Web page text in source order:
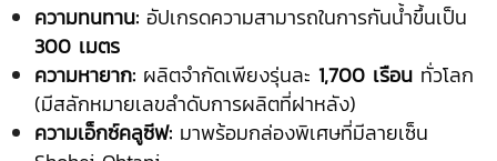
ความทนทาน: อัปเกรดความสามารถในการกันน้ำขึ้นเป็น
300 เมตร
ความหายาก: ผลิตจำกัดเพียงรุ่นละ 1,700 เรือน ทั่วโลก
(มีสลักหมายเลขลำดับการผลิตที่ฝาหลัง)
ความเอ็กซ์คลูซีฟ: มาพร้อมกล่องพิเศษที่มีลายเซ็น